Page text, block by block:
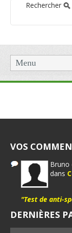
Rechercher
Menu
VOS
Bruno
dans
"Test de anti-
DERNIÈRES